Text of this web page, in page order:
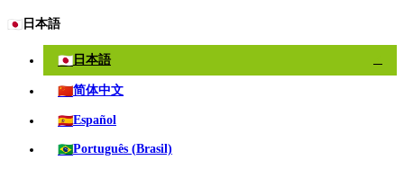
🇯🇵 日本語
🇯🇵 日本語
🇨🇳简体中文
🇪🇸Español
🇧🇷Português (Brasil)